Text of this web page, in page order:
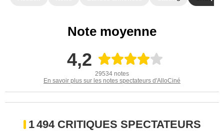
Note moyenne
4,2
29534 notes
En savoir plus sur les notes spectateurs d'AlloCiné
1 494 CRITIQUES SPECTATEURS